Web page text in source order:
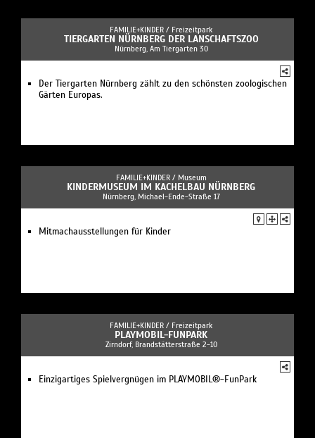
FAMILIE+KINDER / Freizeitpark
TIERGARTEN NÜRNBERG DER LANSCHAFTSZOO
Nürnberg, Am Tiergarten 30
Der Tiergarten Nürnberg zählt zu den schönsten zoologischen
Gärten Europas.
FAMILIE+KINDER / Museum
KINDERMUSEUM IM KACHELBAU NÜRNBERG
Nürnberg, Michael-Ende-Straße 17
Mitmachausstellungen für Kinder
FAMILIE+KINDER / Freizeitpark
PLAYMOBIL-FUNPARK
Zirndorf, Brandstätterstraße 2-10
Einzigartiges Spielvergnügen im PLAYMOBIL®-FunPark